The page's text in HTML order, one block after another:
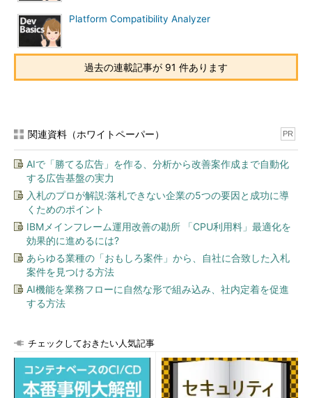
Platform Compatibility Analyzer
過去の連載記事が 91 件あります
関連資料（ホワイトペーパー） PR
AIで「勝てる広告」を作る、分析から改善案作成まで自動化
する広告基盤の実力
入札のプロが解説:落札できない企業の5つの要因と成功に導
くためのポイント
IBMメインフレーム運用改善の勘所 「CPU利用料」最適化を
効果的に進めるには?
あらゆる業種の「おもしろ案件」から、自社に合致した入札
案件を見つける方法
AI機能を業務フローに自然な形で組み込み、社内定着を促進
する方法
チェックしておきたい人気記事